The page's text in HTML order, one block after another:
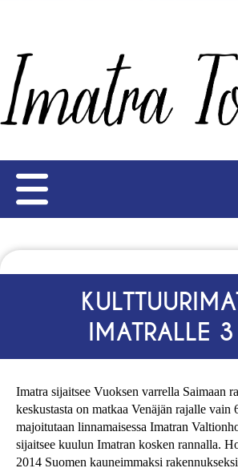
IMATRALLE
Imatra sijaitsee Vuoksen varrella Saimaan
keskustasta on matkaa Venäjän rajalle vain
majoitutaan linnamaisessa Imatran
sijaitsee kuulun Imatran kosken rannalla.
2014 Suomen kauneimmaksi